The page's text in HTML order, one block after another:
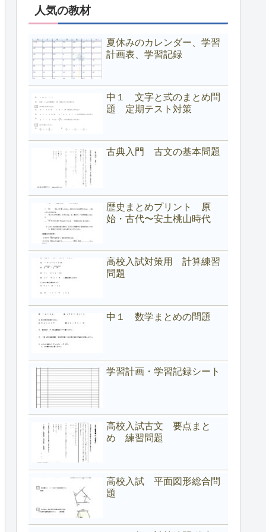
人気の教材
夏休みのカレンダー、学習
計画表、学習記録
中１ 文字と式のまとめ問
題 定期テスト対策
古典入門 古文の基本問題
歴史まとめプリント 原
始・古代〜安土桃山時代
高校入試対策用 計算練習
問題
中１ 数学まとめの問題
学習計画・学習記録シート
高校入試古文 要点まと
め 練習問題
高校入試 平面図形総合問
題